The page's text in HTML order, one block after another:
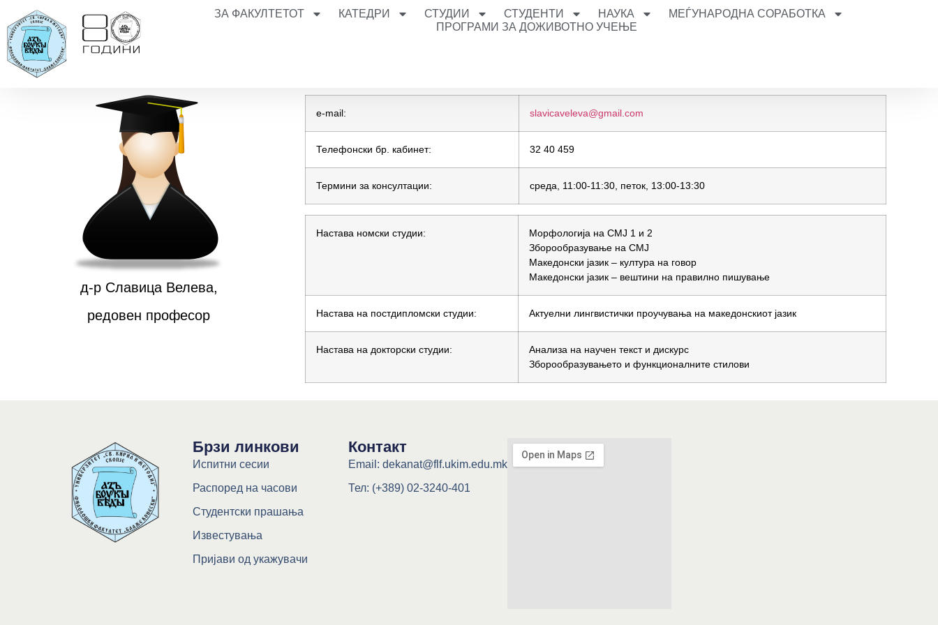
ЗА ФАКУЛТЕТОТ КАТЕДРИ СТУДИИ СТУДЕНТИ НАУКА
МЕЃУНАРОДНА СОРАБОТКА
ПРОГРАМИ ЗА ДОЖИВОТНО УЧЕЊЕ
д-р Славица Велева,
редовен професор
e-mail: slavicaveleva@gmail.com
Телефонски бр. кабинет: 32 40 459
Термини за консултации: среда, 11:00-11:30, петок, 13:00-13:30
Настава номски студии:
Морфологија на СМЈ 1 и 2
Зборообразување на СМЈ
Македонски јазик – култура на говор
Македонски јазик – вештини на правилно пишување
Настава на постдипломски студии: Актуелни лингвистички проучувања на македонскиот јазик
Настава на докторски студии:
Анализа на научен текст и дискурс
Зборообразувањето и функционалните стилови
Брзи линкови
Испитни сесии
Распоред на часови
Студентски прашања
Известувања
Пријави од укажувачи
Контакт
Email: dekanat@flf.ukim.edu.mk
Тел: (+389) 02-3240-401